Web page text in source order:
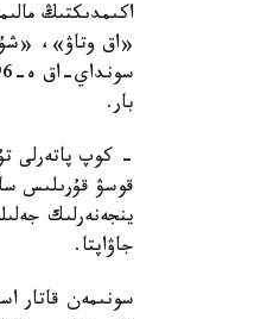
اكىمدىكتىڭ
«اق وتاۋ»،
بار.
- كوپ پاتەرلى
قوسۋ قۇرىلىس
ينجەنەرلىك
جاۋاپتا.
سونىمەن قاتار